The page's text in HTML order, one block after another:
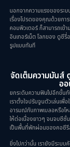
Psychological
Revenge
Romance โรแม
Sci-Fi วิทยาศาส
Science
นอกจากความแรงของระบ
เรื่องโปรดของคุณด้วยกา
คอมพิวเตอร์ ก็สามารถเข้
อินเทอร์เน็ต โลกของ ดูซี
รูปแบบทันที
จัดเต็มความมันส์
อ
ยกระดับความฟินไปอีกขั้นกั
เราตั้งใจปรับจูนตัวเล่นเ
อารมณ์กับภาพเบลอหรือโ
ให้ต่อเนื่องยาวๆ จนจบซีซั่
เป็นพื้นที่พักผ่อนของคอซี
ยิ่งไปกว่านั้น เรายังมีระบ